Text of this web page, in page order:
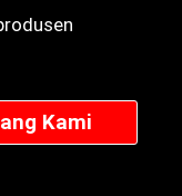
Kami